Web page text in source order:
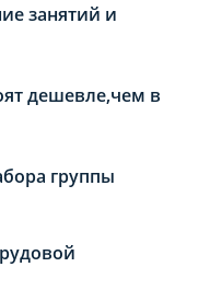
занятий и
дешевле,чем в
группы